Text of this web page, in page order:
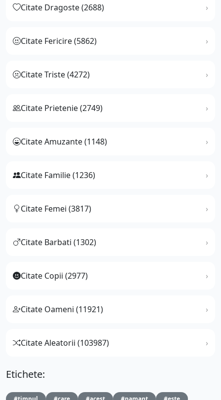
Citate Dragoste (2688)
Citate Fericire (5862)
Citate Triste (4272)
Citate Prietenie (2749)
Citate Amuzante (1148)
Citate Familie (1236)
Citate Femei (3817)
Citate Barbati (1302)
Citate Copii (2977)
Citate Oameni (11921)
Citate Aleatorii (103987)
Etichete: